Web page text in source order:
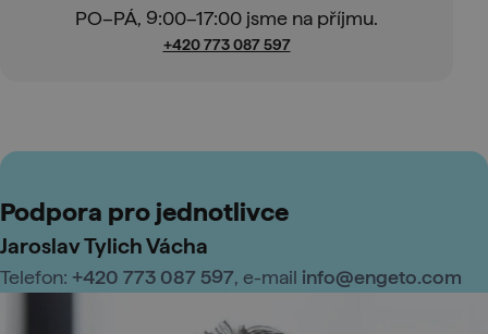
PO–PÁ, 9:00–17:00 jsme na příjmu.
+420 773 087 597
Podpora pro jednotlivce
Jaroslav Tylich Vácha
Telefon: +420 773 087 597, e-mail info@engeto.com